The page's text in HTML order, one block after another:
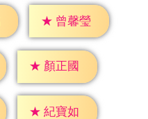
★ 曾馨瑩
★ 顏正國
★ 紀寶如